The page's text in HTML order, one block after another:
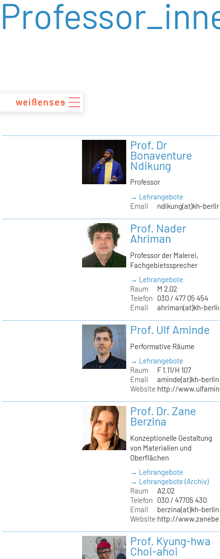
zum
Inhalt
Prof. Dr
Bonaventure
Ndikung
Professor
→ Lehrangebote
Email
ndikung(at)kh-
Prof. Nader
Ahriman
Professor der Malerei,
Fachgebietssprecher
→ Lehrangebote
Raum
M 2.02
Telefon
030 / 477 05 454
Email
ahriman(at)kh-
Prof. Ulf Aminde
Performative Räume
→ Lehrangebote
Raum
F 1.11/H 107
Email
aminde(at)kh-
Website http://
Prof. Dr. Zane
Berzina
Konzeptionelle Gestaltung
von Materialien und
Oberflächen
→ Lehrangebote
→ Lehrangebote (Archiv)
Raum
A2.02
Telefon
030 / 47705 430
Email
berzina(at)kh-
Website http://
Prof. Kyung-hwa
Choi-ahoi